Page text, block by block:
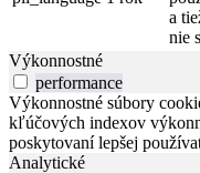
a
nie
Výkonnostné
performance
Výkonnostné súbory
kľúčových indexov
poskytovaní lepšej
Analytické